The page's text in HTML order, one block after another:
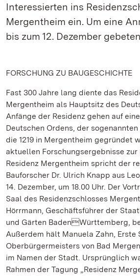
Interessierten ins
Mergentheim ein. Um eine
bis zum 12. Dezember
FORSCHUNG ZU BAUGESCHICHTE
Fast 300 Jahre lang diente das
Mergentheim als Hauptsitz des
Anfänge der Residenz gehen auf
Deutschen Ordens, der
die 1219 in Mergentheim gegründet
aktuellen Forschungsergebnisse
Residenz Mergentheim spricht der
Bauforscher Dr. Ulrich Knapp aus
14. Dezember, um 18.00 Uhr. Der
Saal des Residenzschlosses
Hörrmann, Geschäftsführer der
und Gärten BadenWürttemberg,
Außerdem hält Manuela Zahn,
Oberbürgermeisters von Bad
im Namen der Stadt. Ursprünglich
Rahmen der Tagung „Residenz